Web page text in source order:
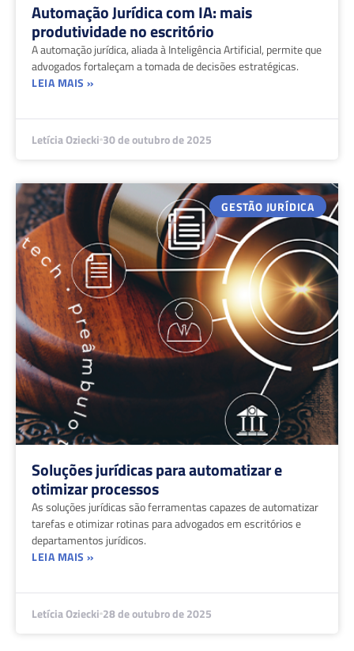
Automação Jurídica com IA: mais
produtividade no escritório
A automação jurídica, aliada à Inteligência Artificial, permite que
advogados fortaleçam a tomada de decisões estratégicas.
LEIA MAIS »
Letícia Oziecki 30 de outubro de 2025
GESTÃO JURÍDICA
Soluções jurídicas para automatizar e
otimizar processos
As soluções jurídicas são ferramentas capazes de automatizar
tarefas e otimizar rotinas para advogados em escritórios e
departamentos jurídicos.
LEIA MAIS »
Letícia Oziecki 28 de outubro de 2025